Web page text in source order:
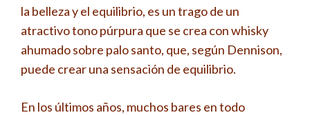
la belleza y el equilibrio, es un trago de un
atractivo tono púrpura que se crea con whisky
ahumado sobre palo santo, que, según Dennison,
puede crear una sensación de equilibrio.
En los últimos años, muchos bares en todo